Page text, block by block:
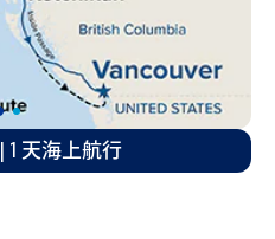
1 天海上航行